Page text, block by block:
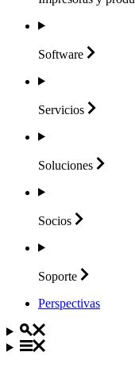
Software
Servicios
Soluciones
Socios
Soporte
Perspectivas